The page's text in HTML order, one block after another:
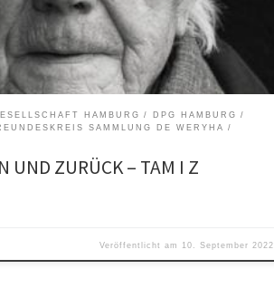
HAMBURG
DPG HAMBURG
SAMMLUNG DE WERYHA
UND ZURÜCK – TAM I Z
Veröffentlicht am 10. September 2022